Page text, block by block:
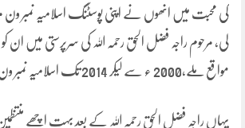
کی محبت میں انھوں نے اپنی پوسٹنگ اسلامیہ نمبر ون
لی، مرحوم راجہ فضل الحق رحمہ اللہ کی سرپرستی میں ان
مواقع ملے،2000 ء سے لیکر 2014 تک اسلامیہ نمبر ون خدمات سرانجام دیں،
یہاں راجہ فضل الحق رحمہ اللہ کے بعد بہت اچھے